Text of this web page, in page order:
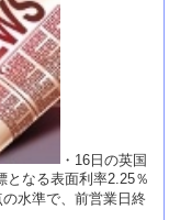
・16日の英国
となる表面利率2.25％
水準で、前営業日終